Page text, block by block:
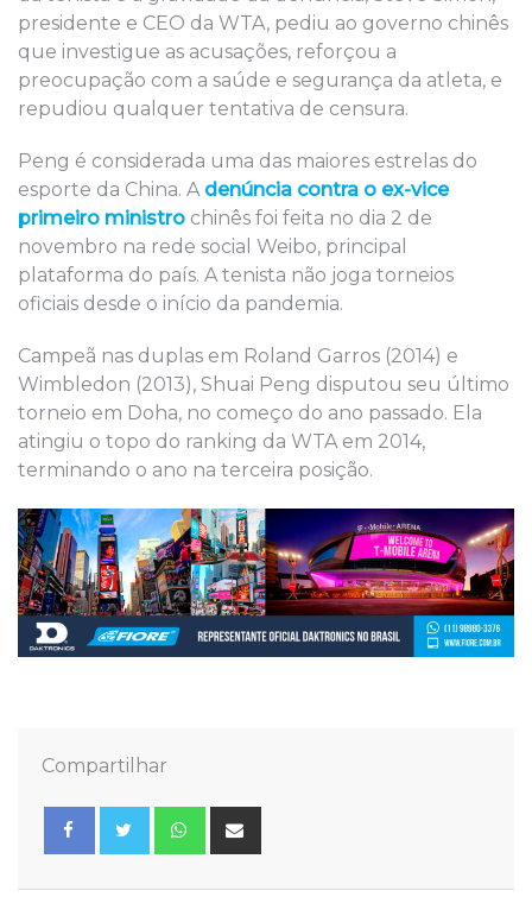
presidente e CEO da WTA, pediu ao governo chinês
que investigue as acusações, reforçou a
preocupação com a saúde e segurança da atleta, e
repudiou qualquer tentativa de censura.
Peng é considerada uma das maiores estrelas do
esporte da China. A denúncia contra o ex-vice
primeiro ministro chinês foi feita no dia 2 de
novembro na rede social Weibo, principal
plataforma do país. A tenista não joga torneios
oficiais desde o início da pandemia.
Campeã nas duplas em Roland Garros (2014) e
Wimbledon (2013), Shuai Peng disputou seu último
torneio em Doha, no começo do ano passado. Ela
atingiu o topo do ranking da WTA em 2014,
terminando o ano na terceira posição.
Compartilhar
Whatsapp